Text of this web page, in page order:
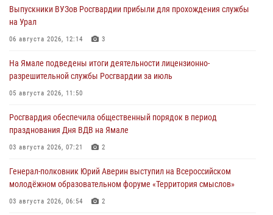
Выпускники ВУЗов Росгвардии прибыли для прохождения службы
на Урал
06 августа 2026, 12:14 3
На Ямале подведены итоги деятельности лицензионно-
разрешительной службы Росгвардии за июль
05 августа 2026, 11:50
Росгвардия обеспечила общественный порядок в период
празднования Дня ВДВ на Ямале
03 августа 2026, 07:21 2
Генерал-полковник Юрий Аверин выступил на Всероссийском
молодёжном образовательном форуме «Территория смыслов»
03 августа 2026, 06:54 2